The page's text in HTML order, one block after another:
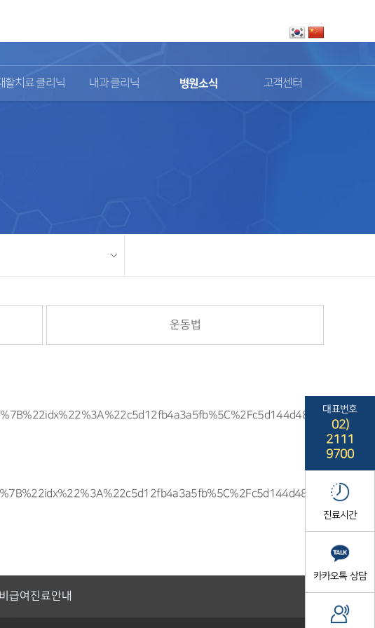
활치료 클리닉 내과 클리닉 병원소식 고객센터
운동법
대표번호
02)
2111
9700
진료시간
카카오톡 상담
비급여진료안내